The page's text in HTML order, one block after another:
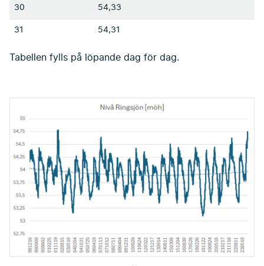
30 54,33
31 54,31
Tabellen fylls på löpande dag för dag.